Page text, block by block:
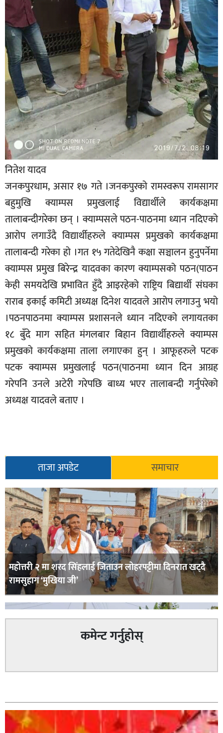
अन्तराष्ट्रिय
अन्तरबार्ता
अर्थ
खेलकुद
मनोरञ्जन
फोटो
/
भिडियो
अन्य
समाज
शिक्षा
विचार
स्वास्थ्य
नितेश यादव
जनकपुरधाम, असार १७ गते ।जनकपुरको रामस्वरूप रामसागर
बहुमुखि क्याम्पस प्रमुखलाई विद्यार्थीले कार्यकक्षमा
तालाबन्दीगरेका छन् । क्याम्पसले पठन-पाठनमा ध्यान नदिएको
आरोप लगाउँदै विद्यार्थीहरुले क्याम्पस प्रमुखको कार्यकक्षमा
तालाबन्दी गरेका हो ।गत १५ गतेदेखिनै कक्षा सञ्चालन हुनुपर्नेमा
क्याम्पस प्रमुख बिरेन्द्र यादवका कारण क्याम्पसको पठन(पाठन
केही समयदेखि प्रभावित हुँदै आइरहेको राष्ट्रिय बिद्यार्थी संघका
राराब इकाई कमिटी अध्यक्ष दिनेश यादवले आरोप लगाउनु भयो
।पठनपाठनमा क्याम्पस प्रशासनले ध्यान नदिएको लगायतका
१८ बुँदे माग सहित मंगलबार बिहान विद्यार्थीहरुले क्याम्पस
प्रमुखको कार्यकक्षमा ताला लगाएका हुन् । आफूहरुले पटक
पटक क्याम्पस प्रमुखलाई पठन(पाठनमा ध्यान दिन आग्रह
गरेपनि उनले अटेरी गरेपछि बाध्य भएर तालाबन्दी गर्नुपरेको
अध्यक्ष यादवले बताए ।
ताजा अपडेट समाचार
महोत्तरी २ मा शरद सिंहलाई जिताउन लोहरपट्टीमा दिनरात खट्दै
रामसुहाग ‘मुखिया जी’
कमेन्ट गर्नुहोस्